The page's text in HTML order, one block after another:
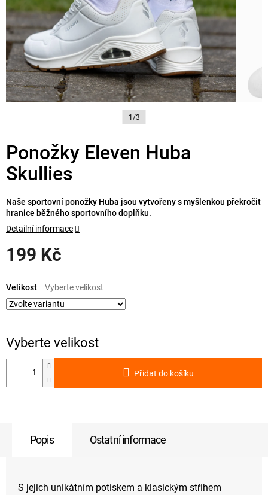
1/3
Ponožky Eleven Huba
Skullies
199 Kč
cena:
Velikost
Přidat do košíku
Naše sportovní ponožky Huba jsou vytvořeny s myšlenkou překročit
hranice běžného sportovního doplňku.
Detailní informace
Popis Ostatní informace
S jejich unikátním potiskem a klasickým střihem